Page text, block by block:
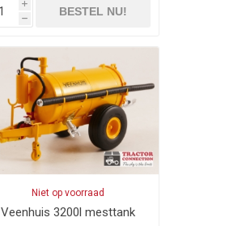
i
h
BESTEL NU!
Niet op voorraad
Veenhuis 3200l mesttank